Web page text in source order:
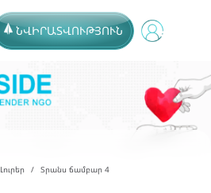
ՆՎԻՐԱՏՎՈՒԹՅՈՒՆ
Լուրեր Տրանս ճամբար 4